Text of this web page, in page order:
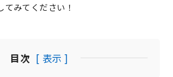
みてください！
目次 [ 表示 ]